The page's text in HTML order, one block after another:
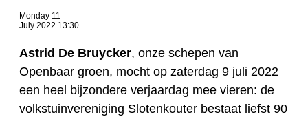
Monday 11
July 2022 13:30
Astrid De Bruycker, onze schepen van
Openbaar groen, mocht op zaterdag 9 juli 2022
een heel bijzondere verjaardag mee vieren: de
volkstuinvereniging Slotenkouter bestaat liefst 90